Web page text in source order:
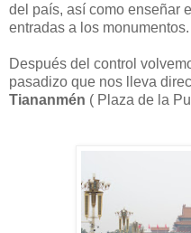
del país, así como enseñar
entradas a los monumentos.
Después del control
pasadizo que nos lleva
Tiananmén ( Plaza de la